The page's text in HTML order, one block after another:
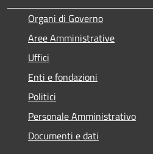
Organi di Governo
Aree Amministrative
Uffici
Enti e fondazioni
Politici
Personale Amministrativo
Documenti e dati